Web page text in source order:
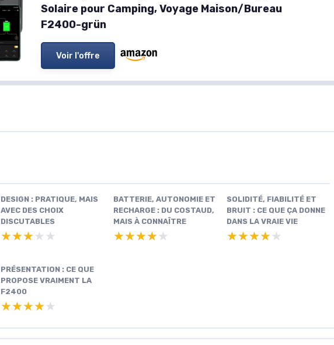
Solaire pour Camping, Voyage Maison/Bureau
F2400-grün
Voir l'offre
DESIGN : PRATIQUE, MAIS
AVEC DES CHOIX
DISCUTABLES
★★★★★
★★★★★
BATTERIE, AUTONOMIE ET
RECHARGE : DU COSTAUD,
MAIS À CONNAÎTRE
★★★★★
★★★★★
SOLIDITÉ, FIABILITÉ ET
BRUIT : CE QUE ÇA DONNE
DANS LA VRAIE VIE
★★★★★
★★★★★
PRÉSENTATION : CE QUE
PROPOSE VRAIMENT LA
F2400
★★★★★
★★★★★